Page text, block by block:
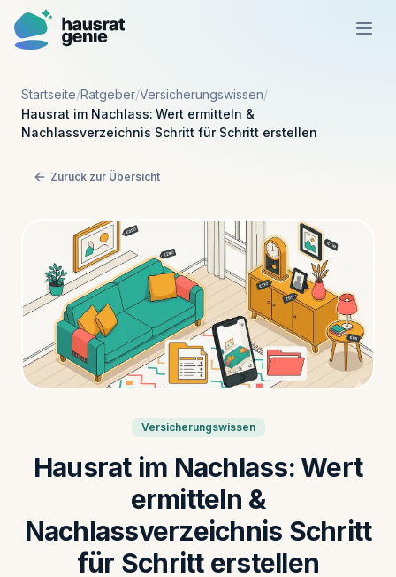
Funktionsweise
Vorteile
Preise
Ratgeber
Kostenlos starten
Startseite/Ratgeber/Versicherungswissen/
Hausrat im Nachlass: Wert ermitteln &
Nachlassverzeichnis Schritt für Schritt erstellen
Zurück zur Übersicht
Versicherungswissen
Hausrat im Nachlass: Wert
ermitteln &
Nachlassverzeichnis Schritt
für Schritt erstellen